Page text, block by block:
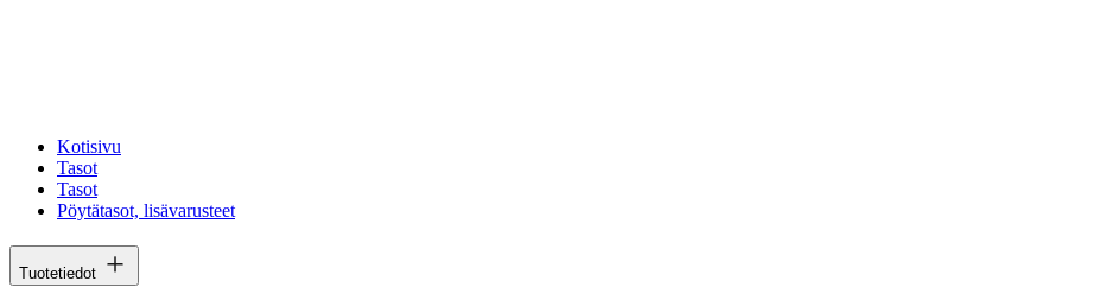
Kotisivu
Tasot
Tasot
Pöytätasot, lisävarusteet
Tuotetiedot